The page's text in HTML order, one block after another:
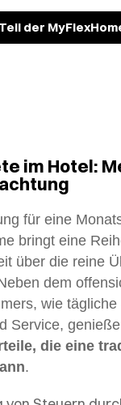
der
im Hotel:
für eine
bringt eine
über die reine
dem
wie
Service,
die eine
.